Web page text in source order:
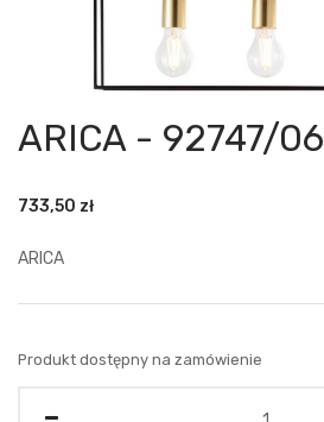
ARICA - 92747/06
733,50 zł
ARICA
Produkt dostępny na zamówienie